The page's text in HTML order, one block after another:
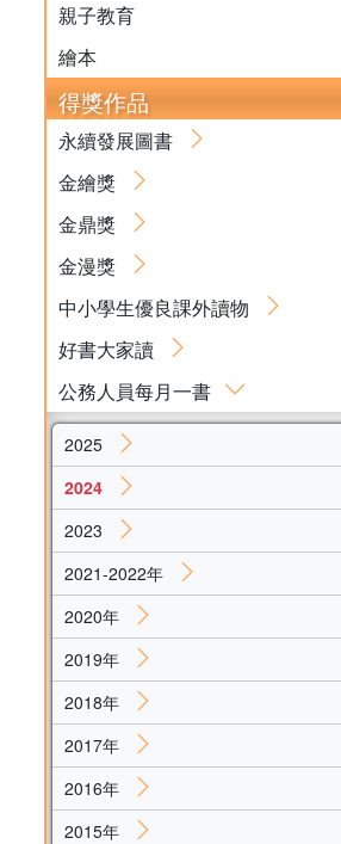
親子教育
繪本
得獎作品
永續發展圖書
金繪獎
金鼎獎
金漫獎
中小學生優良課外讀物
好書大家讀
公務人員每月一書
2025
2024
2023
2021-2022年
2020年
2019年
2018年
2017年
2016年
2015年